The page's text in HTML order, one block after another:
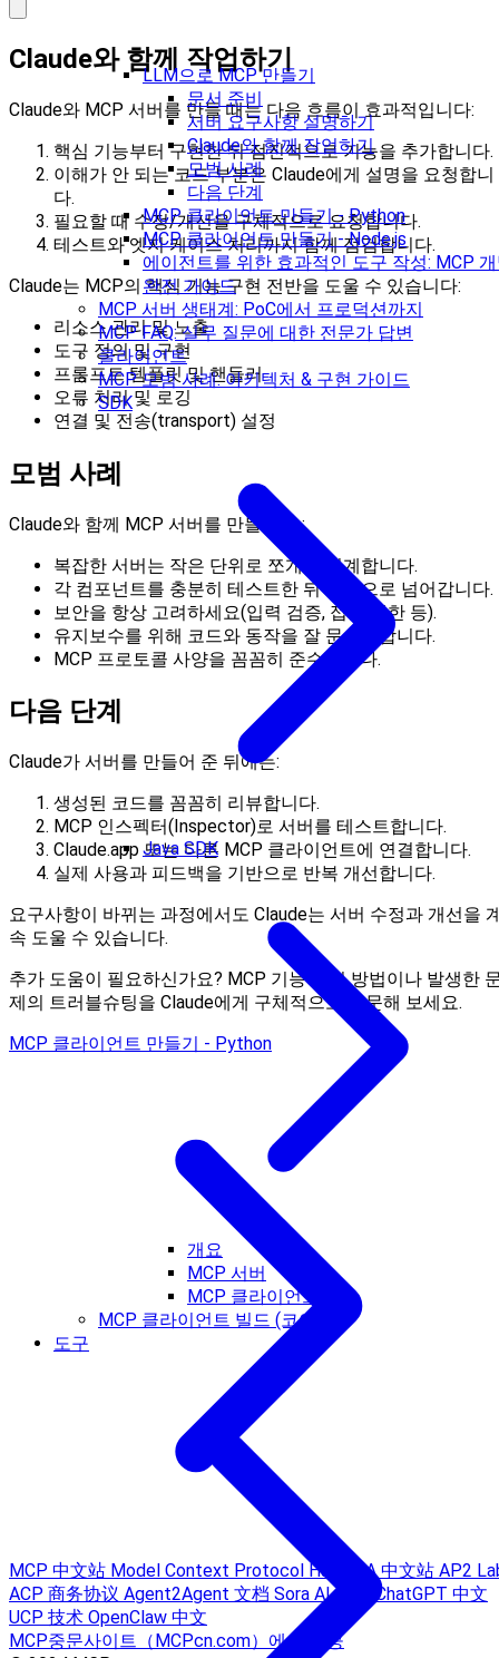
LLM으로 MCP 만들기
문서 준비
서버 요구사항 설명하기
Claude와 함께 작업하기
모범 사례
다음 단계
MCP 클라이언트 만들기 - Python
MCP 클라이언트 만들기 - Node.js
에이전트를 위한 효과적인 도구 작성: MCP
완전 가이드
MCP 서버 생태계: PoC에서 프로덕션까지
MCP FAQ: 실무 질문에 대한 전문가 답변
클라이언트
MCP 모범 사례: 아키텍처 & 구현 가이드
SDK
Java SDK
개요
MCP 서버
MCP 클라이언트
MCP 클라이언트 빌드 (코어)
도구
Claude와 함께 작업하기
Claude와 MCP 서버를 만들 때는 다음 흐름이 효과적입니다:
핵심 기능부터 구현한 뒤 점진적으로 기능을 추가합니다.
이해가 안 되는 코드 부분은 Claude에게 설명을 요청합니
다.
필요할 때 수정/개선을 구체적으로 요청합니다.
테스트와 엣지 케이스 처리까지 함께 점검합니다.
Claude는 MCP의 핵심 기능 구현 전반을 도울 수 있습니다:
리소스 관리 및 노출
도구 정의 및 구현
프롬프트 템플릿 및 핸들러
오류 처리 및 로깅
연결 및 전송(transport) 설정
모범 사례
Claude와 함께 MCP 서버를 만들 때는:
복잡한 서버는 작은 단위로 쪼개서 설계합니다.
각 컴포넌트를 충분히 테스트한 뒤 다음으로 넘어갑니다.
보안을 항상 고려하세요(입력 검증, 접근 제한 등).
유지보수를 위해 코드와 동작을 잘 문서화합니다.
MCP 프로토콜 사양을 꼼꼼히 준수합니다.
다음 단계
Claude가 서버를 만들어 준 뒤에는:
생성된 코드를 꼼꼼히 리뷰합니다.
MCP 인스펙터(Inspector)로 서버를 테스트합니다.
Claude.app 또는 다른 MCP 클라이언트에 연결합니다.
실제 사용과 피드백을 기반으로 반복 개선합니다.
요구사항이 바뀌는 과정에서도 Claude는 서버 수정과 개선을
속 도울 수 있습니다.
추가 도움이 필요하신가요? MCP 기능 구현 방법이나 발생한
제의 트러블슈팅을 Claude에게 구체적으로 질문해 보세요.
MCP 클라이언트 만들기 - Python
MCP 中文站 Model Context Protocol Hub A2A 中文站 AP2
ACP 商务协议 Agent2Agent 文档 Sora AI 中文
ChatGPT 中文
UCP 技术 OpenClaw 中文
MCP중문사이트（MCPcn.com）에서 제공